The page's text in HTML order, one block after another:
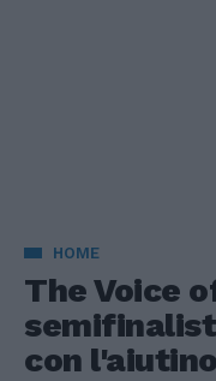
HOME
The Voice
con